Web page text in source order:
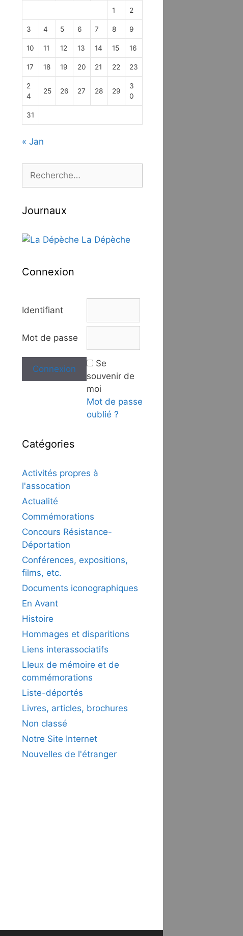
1 2
3 4 5 6 7 8 9
10 11 12 13 14 15 16
17 18 19 20 21 22 23
2
4
25 26 27 28 29
3
0
31
« Jan
Journaux
La Dépèche
Connexion
Identifiant
Mot de passe
Se
souvenir de
moi
Mot de passe
oublié ?
Catégories
Activités propres à
l'assocation
Actualité
Commémorations
Concours Résistance-
Déportation
Conférences, expositions,
films, etc.
Documents iconographiques
En Avant
Histoire
Hommages et disparitions
Liens interassociatifs
LIeux de mémoire et de
commémorations
Liste-déportés
Livres, articles, brochures
Non classé
Notre Site Internet
Nouvelles de l'étranger